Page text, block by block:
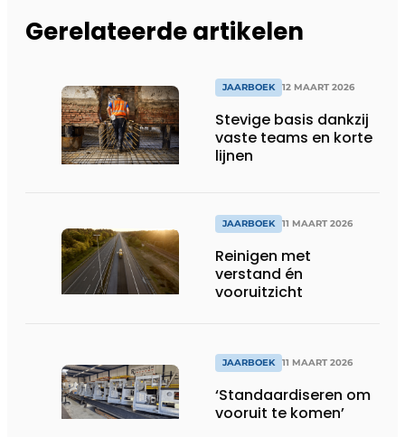
Gerelateerde artikelen
JAARBOEK 12 MAART 2026
Stevige basis dankzij
vaste teams en korte
lijnen
JAARBOEK 11 MAART 2026
Reinigen met
verstand én
vooruitzicht
JAARBOEK 11 MAART 2026
‘Standaardiseren om
vooruit te komen’